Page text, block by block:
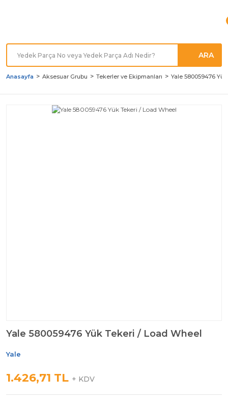
ARA
Anasayfa Aksesuar Grubu Tekerler ve Ekipmanları Yale 580059476
Yale 580059476 Yük Tekeri / Load Wheel
Yale
1.426,71 TL + KDV